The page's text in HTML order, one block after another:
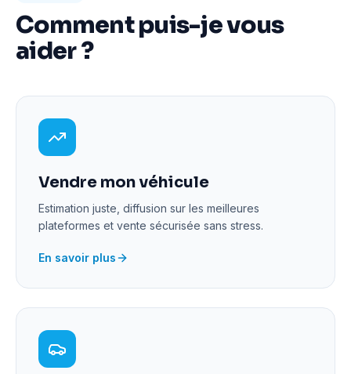
Comment puis-je vous
aider ?
Vendre mon véhicule
Estimation juste, diffusion sur les meilleures
plateformes et vente sécurisée sans stress.
En savoir plus